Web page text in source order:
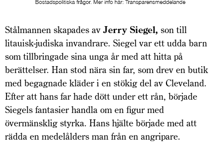
Stålmannen skapades av Jerry Siegel, son till
litauisk-judiska invandrare. Siegel var ett udda barn
som tillbringade sina unga år med att hitta på
berättelser. Han stod nära sin far, som drev en butik
med begagnade kläder i en stökig del av Cleveland.
Efter att hans far hade dött under ett rån, började
Siegels fantasier handla om en figur med
övermänsklig styrka. Hans hjälte började med att
rädda en medelålders man från en angripare.